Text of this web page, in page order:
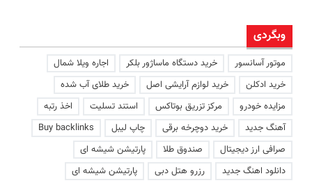
وبگردی
موتور آسانسور خرید دستگاه ماساژور بلکر
اجاره ویلا شمال
خرید ادکلن
خرید لوازم آرایشی اصل
خرید طلای آب شده
مزایده خودرو
مرکز تزریق بوتاکس استند تسلیت
اخذ رتبه
آهنگ جدید
خرید دوچرخه برقی چاپ لیبل
Buy backlinks
صرافی ارز دیجیتال
صندوق طلا
پارتیشن شیشه ای
دانلود اهنگ جدید
رزرو هتل دبی پارتیشن شیشه ای